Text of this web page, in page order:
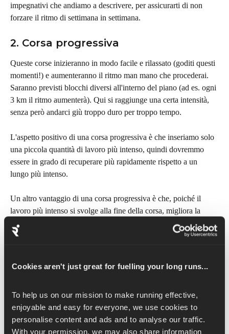
Cookies aren't just great for fuelling your long runs...
To help us on our mission to make running effective,
enjoyable and easy for everyone, we use cookies to
personalise content and ads and to analyse our traffic.
With your permission, we may also share information
impegnativi che andiamo a descrivere, per assicurarti di non
forzare il ritmo di settimana in settimana.
2. Corsa progressiva
Queste corse inizieranno in modo facile e rilassato (goditi questi
momenti!) e aumenteranno il ritmo man mano che procederai.
Saranno previsti blocchi diversi all'interno del piano (ad es. ogni
3 km il ritmo aumenterà). Qui si raggiunge una certa intensità,
senza però andarci giù troppo duro per troppo tempo.
L'aspetto positivo di una corsa progressiva è che inseriamo solo
una piccola quantità di lavoro più intenso, quindi dovremmo
essere in grado di recuperare più rapidamente rispetto a un
lungo più intenso.
Un altro vantaggio di una corsa progressiva è che, poiché il
lavoro più intenso si svolge alla fine della corsa, migliora la
nostra capacità di correre più velocemente man mano che ci
stanchiamo. Queste corse sono ottime anche per allenare il ritmo
gara!).
3. Blocchi
Un altro tipo di lungo è quello che chiamiamo "blocchi". I
blocchi prevedono periodi di corsa a ritmo facile seguiti da uno